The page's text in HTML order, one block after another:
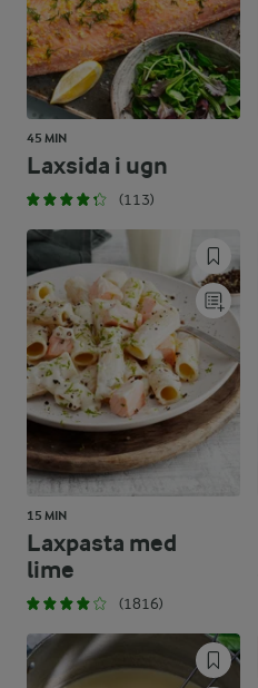
45 MIN
Laxsida i ugn
(113)
15 MIN
Laxpasta med
lime
(1816)